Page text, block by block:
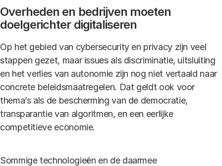
Overheden en bedrijven moeten
doelgerichter digitaliseren
Op het gebied van cybersecurity en privacy zijn veel
stappen gezet, maar issues als discriminatie, uitsluiting
en het verlies van autonomie zijn nog niet vertaald naar
concrete beleidsmaatregelen. Dat geldt ook voor
thema’s als de bescherming van de democratie,
transparantie van algoritmen, en een eerlijke
competitieve economie.
Sommige technologieën en de daarmee